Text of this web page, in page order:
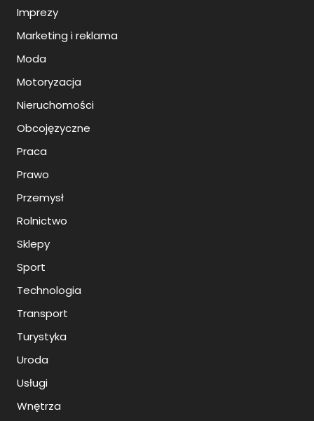
Imprezy
Marketing i reklama
Moda
Motoryzacja
Nieruchomości
Obcojęzyczne
Praca
Prawo
Przemysł
Rolnictwo
Sklepy
Sport
Technologia
Transport
Turystyka
Uroda
Usługi
Wnętrza